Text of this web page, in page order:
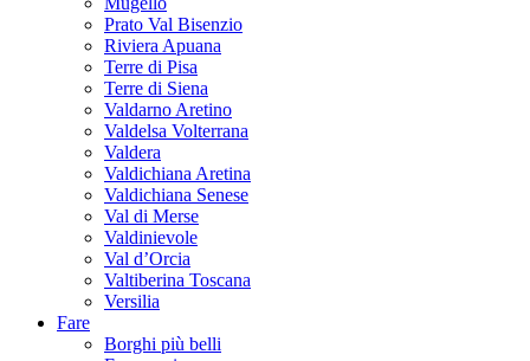
Prato Val Bisenzio
Riviera Apuana
Terre di Pisa
Terre di Siena
Valdarno Aretino
Valdelsa Volterrana
Valdera
Valdichiana Aretina
Valdichiana Senese
Val di Merse
Valdinievole
Val d’Orcia
Valtiberina Toscana
Versilia
Fare
Borghi più belli